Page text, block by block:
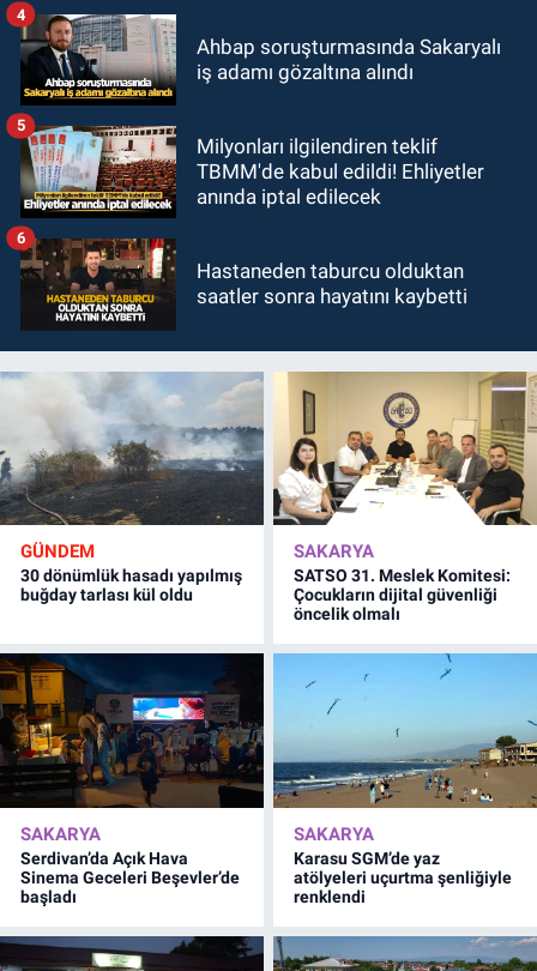
Ahbap soruşturmasında Sakaryalı
iş adamı gözaltına alındı
4
Milyonları ilgilendiren teklif
TBMM'de kabul edildi! Ehliyetler
anında iptal edilecek
5
Hastaneden taburcu olduktan
saatler sonra hayatını kaybetti
6
GÜNDEM
30 dönümlük hasadı yapılmış
buğday tarlası kül oldu
SAKARYA
SATSO 31. Meslek Komitesi:
Çocukların dijital güvenliği
öncelik olmalı
SAKARYA
Serdivan’da Açık Hava
Sinema Geceleri Beşevler’de
başladı
SAKARYA
Karasu SGM’de yaz
atölyeleri uçurtma şenliğiyle
renklendi